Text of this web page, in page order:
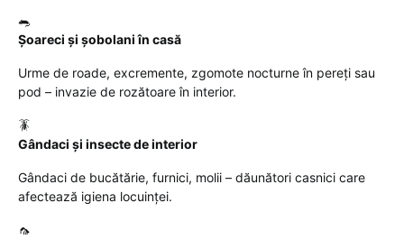
🐀
Șoareci și șobolani în casă
Urme de roade, excremente, zgomote nocturne în pereți sau
pod – invazie de rozătoare în interior.
🪳
Gândaci și insecte de interior
Gândaci de bucătărie, furnici, molii – dăunători casnici care
afectează igiena locuinței.
🦟